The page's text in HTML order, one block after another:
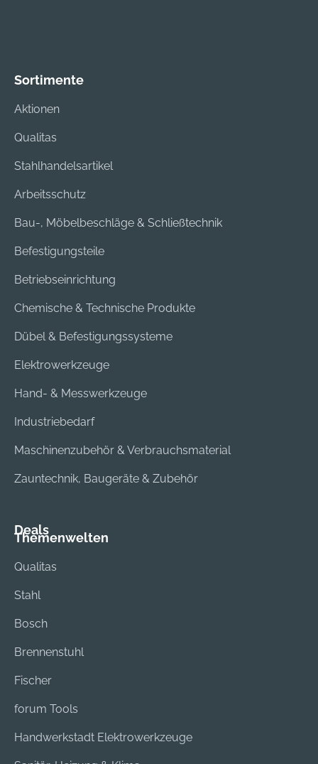
Sortimente
Aktionen
Qualitas
Stahlhandelsartikel
Arbeitsschutz
Bau-, Möbelbeschläge & Schließtechnik
Befestigungsteile
Betriebseinrichtung
Chemische & Technische Produkte
Dübel & Befestigungssysteme
Elektrowerkzeuge
Hand- & Messwerkzeuge
Industriebedarf
Maschinenzubehör & Verbrauchsmaterial
Zauntechnik, Baugeräte & Zubehör
Deals
Themenwelten
Qualitas
Stahl
Bosch
Brennenstuhl
Fischer
forum Tools
Handwerkstadt Elektrowerkzeuge